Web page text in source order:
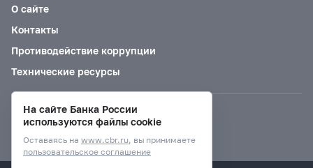
О сайте
Контакты
Противодействие коррупции
Технические ресурсы
Версия для слабовидящих
На сайте Банка России
используются файлы cookie
Оставаясь на www.cbr.ru, вы принимаете
пользовательское соглашение